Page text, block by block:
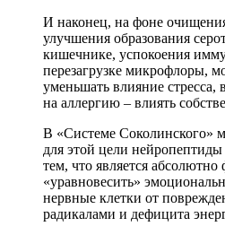
И наконец, на фоне
улучшения образования
кишечнике, успокоения
перезагрузке микрофлоры,
уменьшать влияние стресса,
на аллергию – влиять
В «Системе Соколинского»
для этой цели
тем, что является
«уравновесить»
нервные клетки от
радикалами и дефицита